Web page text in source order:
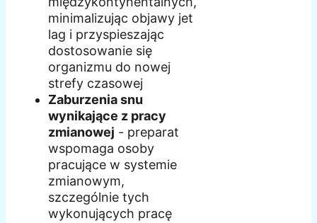
minimalizując objawy jet
lag i przyspieszając
dostosowanie się
organizmu do nowej
strefy czasowej
Zaburzenia snu
wynikające z pracy
zmianowej - preparat
wspomaga osoby
pracujące w systemie
zmianowym,
szczególnie tych
wykonujących pracę